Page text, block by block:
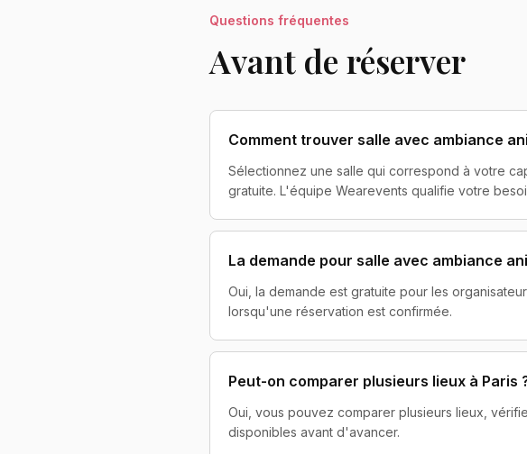
Questions fréquentes
Avant de réserver
Comment trouver salle avec ambiance
Sélectionnez une salle qui correspond à votre
gratuite. L'équipe Wearevents qualifie votre
La demande pour salle avec ambiance
Oui, la demande est gratuite pour les
lorsqu'une réservation est confirmée.
Peut-on comparer plusieurs lieux à Paris
Oui, vous pouvez comparer plusieurs lieux,
disponibles avant d'avancer.